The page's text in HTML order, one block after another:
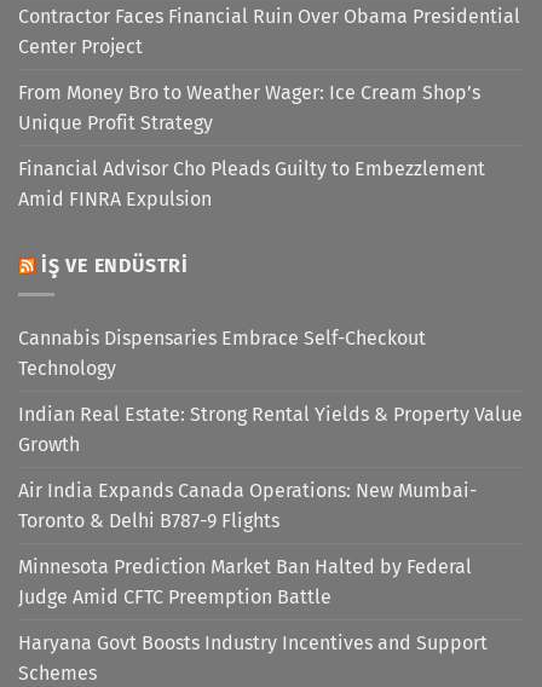
Contractor Faces Financial Ruin Over Obama Presidential
Center Project
From Money Bro to Weather Wager: Ice Cream Shop’s
Unique Profit Strategy
Financial Advisor Cho Pleads Guilty to Embezzlement
Amid FINRA Expulsion
İŞ VE ENDÜSTRI
Cannabis Dispensaries Embrace Self-Checkout
Technology
Indian Real Estate: Strong Rental Yields & Property Value
Growth
Air India Expands Canada Operations: New Mumbai-
Toronto & Delhi B787-9 Flights
Minnesota Prediction Market Ban Halted by Federal
Judge Amid CFTC Preemption Battle
Haryana Govt Boosts Industry Incentives and Support
Schemes